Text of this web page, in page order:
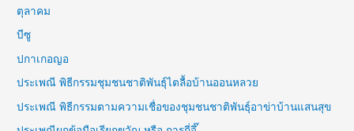
ตุลาคม
บีซู
ปกาเกอญอ
ประเพณี พิธีกรรมชุมชนชาติพันธุ์ไตลื้อบ้านออนหลวย
ประเพณี พิธีกรรมตามความเชื่อของชุมชนชาติพันธุ์อาข่าบ้านแสนสุข